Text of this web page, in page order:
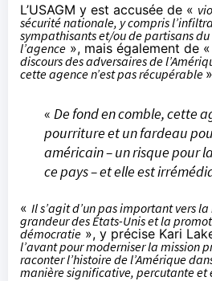
L’USAGM y est accusée de «
sécurité nationale, y compris
sympathisants et/ou de partisans
l’agence », mais également de «
discours des adversaires de
cette agence n’est pas récupérable
« De fond en comble, cette
pourriture et un fardeau
américain – un risque pour
ce pays – et elle est
« Il s’agit d’un pas important vers
grandeur des États-Unis et la
démocratie », y précise Kari
l’avant pour moderniser la mission
raconter l’histoire de l’Amérique
manière significative, percutante et